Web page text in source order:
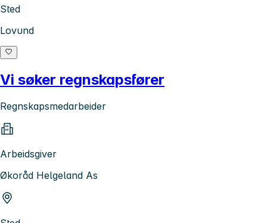
Sted
Lovund
Vi søker regnskapsfører
Regnskapsmedarbeider
Arbeidsgiver
Økoråd Helgeland As